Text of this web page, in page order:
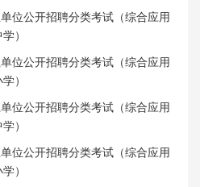
位公开招聘分类考试（综合应用
）
位公开招聘分类考试（综合应用
）
位公开招聘分类考试（综合应用
）
位公开招聘分类考试（综合应用
）